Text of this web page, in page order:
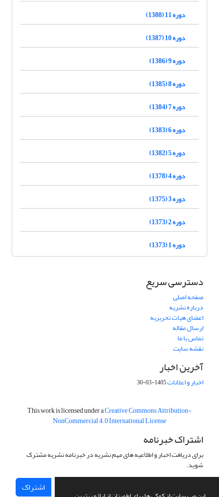
دوره 11 (1388)
دوره 10 (1387)
دوره 9 (1386)
دوره 8 (1385)
دوره 7 (1384)
دوره 6 (1383)
دوره 5 (1382)
دوره 4 (1378)
دوره 3 (1375)
دوره 2 (1373)
دوره 1 (1373)
دسترسی سریع
صفحه اصلی
درباره نشریه
اعضای هیات تحریریه
ارسال مقاله
تماس با ما
نقشه سایت
آخرین اخبار
اخبار و اعلانات1405-03-30
This work is licensed under aCreative Commons Attribution-
NonCommercial 4.0 International License
اشتراک خبرنامه
برای دریافت اخبار و اطلاعیه های مهم نشریه در خبرنامه نشریه مشترک
شوید.
اشتراک